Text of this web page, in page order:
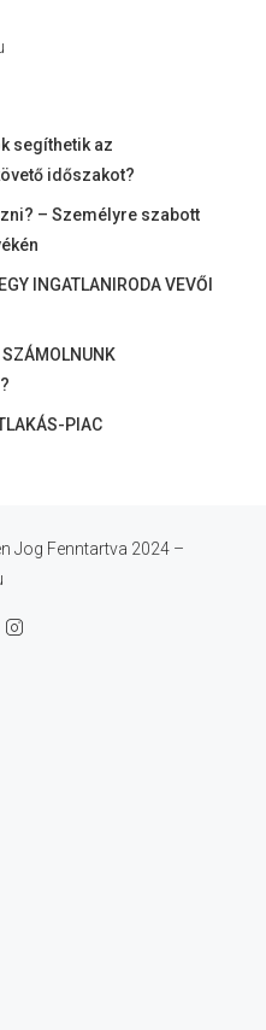
segíthetik az
időszakot?
– Személyre szabott
INGATLANIRODA VEVŐI
SZÁMOLNUNK
PIAC
Jog Fenntartva 2024 –